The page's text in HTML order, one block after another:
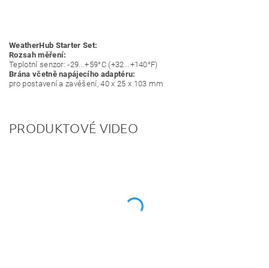
WeatherHub Starter Set:
Rozsah měření:
Teplotní senzor: -29...+59°C (+32...+140°F)
Brána včetně napájecího adaptéru:
pro postavení a zavěšení, 40 x 25 x 103 mm
PRODUKTOVÉ VIDEO